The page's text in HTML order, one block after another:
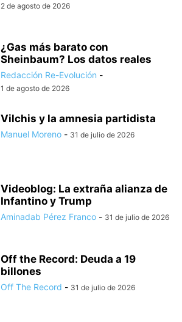
2 de agosto de 2026
¿Gas más barato con
Sheinbaum? Los datos reales
Redacción Re-Evolución -
1 de agosto de 2026
Vilchis y la amnesia partidista
Manuel Moreno - 31 de julio de 2026
Videoblog: La extraña alianza de
Infantino y Trump
Aminadab Pérez Franco - 31 de julio de 2026
Off the Record: Deuda a 19
billones
Off The Record - 31 de julio de 2026